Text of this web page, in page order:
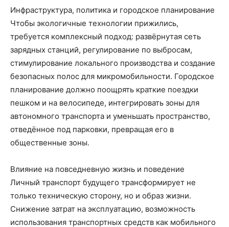
Инфраструктура, политика и городское планирование
Чтобы экологичные технологии прижились,
требуется комплексный подход: развёрнутая сеть
зарядных станций, регулирование по выбросам,
стимулирование локального производства и создание
безопасных полос для микромобильности. Городское
планирование должно поощрять краткие поездки
пешком и на велосипеде, интегрировать зоны для
автономного транспорта и уменьшать пространство,
отведённое под парковки, превращая его в
общественные зоны.
Влияние на повседневную жизнь и поведение
Личный транспорт будущего трансформирует не
только техническую сторону, но и образ жизни.
Снижение затрат на эксплуатацию, возможность
использования транспортных средств как мобильного